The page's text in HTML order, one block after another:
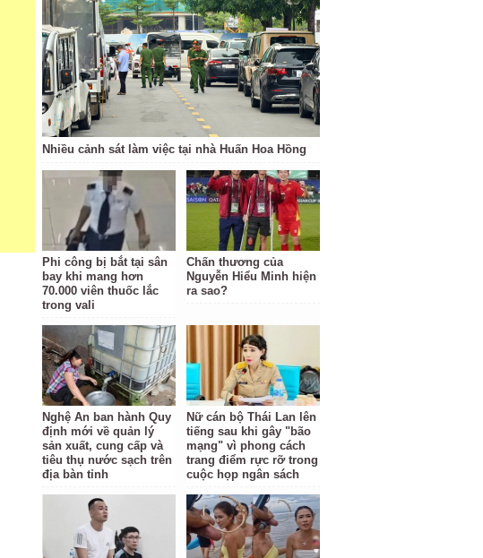
Nhiều cảnh sát làm việc tại nhà Huấn Hoa Hồng
Phi công bị bắt tại sân
bay khi mang hơn
70.000 viên thuốc lắc
trong vali
Chấn thương của
Nguyễn Hiểu Minh hiện
ra sao?
Nghệ An ban hành Quy
định mới về quản lý
sản xuất, cung cấp và
tiêu thụ nước sạch trên
địa bàn tỉnh
Nữ cán bộ Thái Lan lên
tiếng sau khi gây "bão
mạng" vì phong cách
trang điểm rực rỡ trong
cuộc họp ngân sách